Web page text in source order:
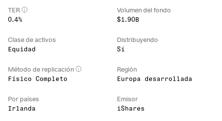
TER
0.4%
Volumen del fondo
$1.90B
Clase de activos
Equidad
Distribuyendo
Sí
Método de replicación
Físico Completo
Región
Europa desarrollada
Por países
Irlanda
Emisor
iShares